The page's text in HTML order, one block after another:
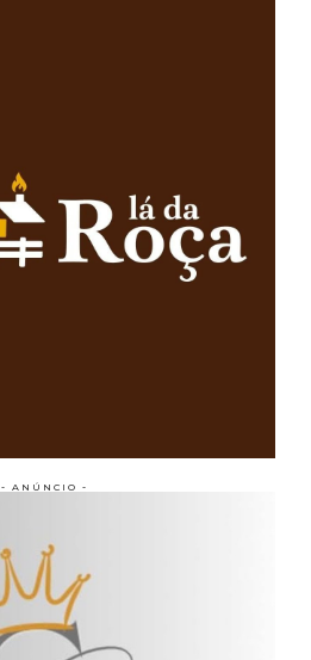
- ANÚNCIO -